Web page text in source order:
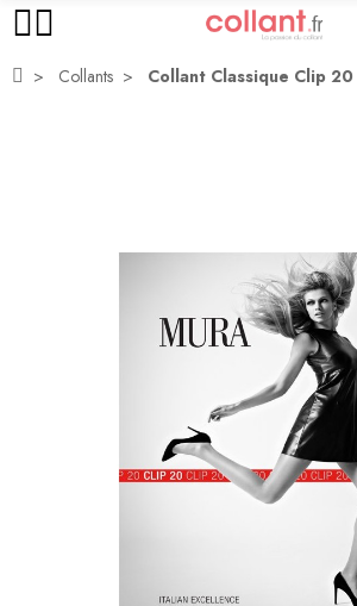
Collants Collant Classique Clip 20